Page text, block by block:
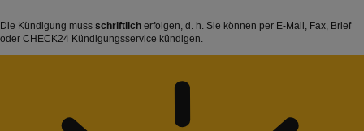
Die Kündigung muss schriftlich erfolgen, d. h. Sie können per E-Mail, Fax, Brief
oder CHECK24 Kündigungsservice kündigen.